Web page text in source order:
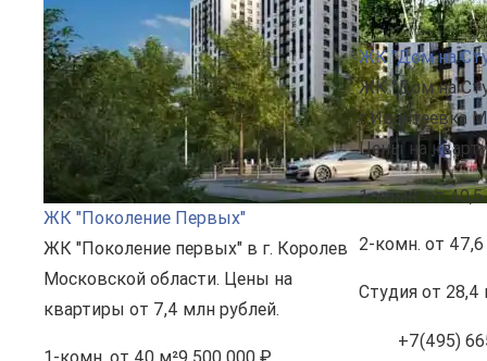
ЖК "Поколение Первых"
ЖК "Поколение первых" в г. Королев
Московской области. Цены на
квартиры от 7,4 млн рублей.
ЖК "Дом на
ЖК "Дом на
г.Ивантеевка
Цены на
1-комн.от 40,5
2-комн. от
Студия от 28,4
+7(495)